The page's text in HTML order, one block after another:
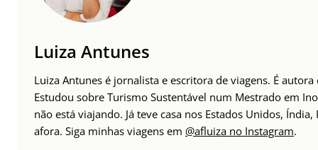
Luiza Antunes
Luiza Antunes é jornalista e escritora de viagens. É
Estudou sobre Turismo Sustentável num Mestrado em
não está viajando. Já teve casa nos Estados Unidos,
afora. Siga minhas viagens em @afluiza no Instagram.